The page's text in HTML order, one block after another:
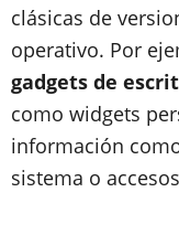
clásicas de
operativo. Por
gadgets de
como widgets
información
sistema o